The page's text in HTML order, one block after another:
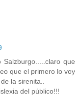
que
que el primero lo voy
la sirenita..
del público!!!